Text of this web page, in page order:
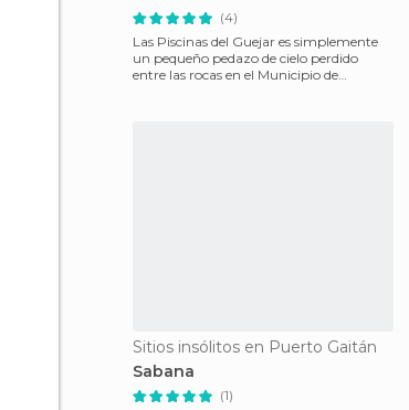
(4)
Las Piscinas del Guejar es simplemente
un pequeño pedazo de cielo perdido
entre las rocas en el Municipio de
Sitios insólitos en Puerto Gaitán
Sabana
(1)